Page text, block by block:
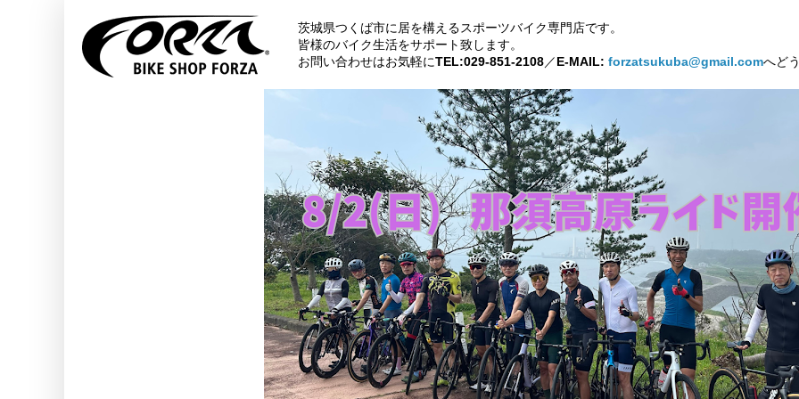
茨城県つくば市に居を構えるスポーツバイク専門店です。
皆様のバイク生活をサポート致します。
お問い合わせはお気軽にTEL:029-851-2108／E-MAIL: forzatsukuba@gmail.comへど